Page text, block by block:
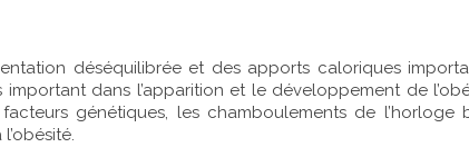
déséquilibrée et des apports caloriques
important dans l’apparition et le développement de
génétiques, les chamboulements de